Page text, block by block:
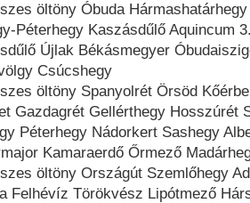
öltöny Óbuda
Péterhegy Kaszásdűlő Aquincum
Újlak Békásmegyer
Csúcshegy
öltöny Spanyolrét Örsöd
Gazdagrét Gellérthegy Hosszúrét
Péterhegy Nádorkert Sashegy
Kamaraerdő Őrmező
öltöny Országút Szemlőhegy
Felhévíz Törökvész Lipótmező